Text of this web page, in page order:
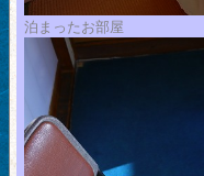
泊まったお部屋